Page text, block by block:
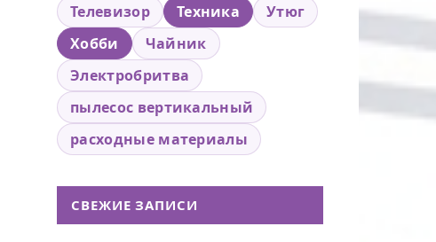
Телевизор
Техника
Утюг
Хобби
Чайник
Электробритва
пылесос вертикальный
расходные материалы
СВЕЖИЕ ЗАПИСИ